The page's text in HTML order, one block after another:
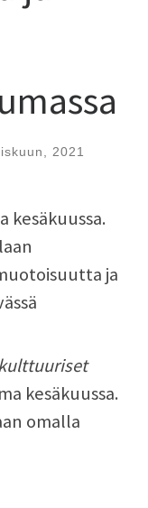
2021
kesäkuussa.
ja
kesäkuussa.
omalla